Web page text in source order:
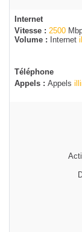
Internet
Vitesse : 2500
Volume : Internet
Téléphone
Appels : Appels